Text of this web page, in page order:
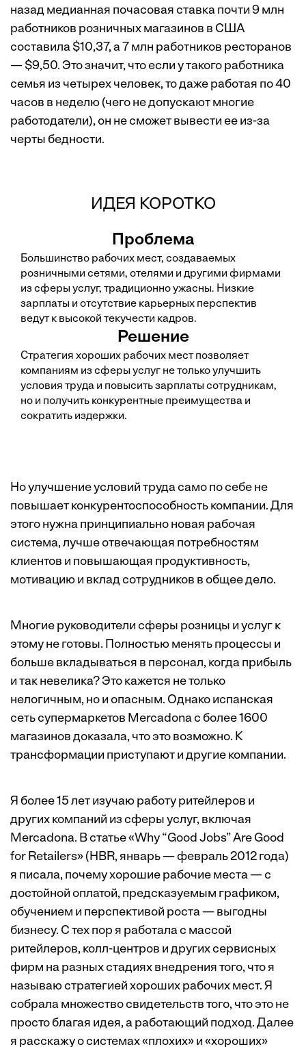
назад медианная почасовая ставка почти 9 млн
работников розничных магазинов в США
составила $10,37, а 7 млн работников ресторанов
— $9,50. Это значит, что если у такого работника
семья из четырех человек, то даже работая по 40
часов в неделю (чего не допускают многие
работодатели), он не сможет вывести ее из-за
черты бедности.
ИДЕЯ КОРОТКО
Проблема
Большинство рабочих мест, создаваемых
розничными сетями, отелями и другими фирмами
из сферы услуг, традиционно ужасны. Низкие
зарплаты и отсутствие карьерных перспектив
ведут к высокой текучести кадров.
Решение
Стратегия хороших рабочих мест позволяет
компаниям из сферы услуг не только улучшить
условия труда и повысить зарплаты сотрудникам,
но и получить конкурентные пре­имущества и
сократить издержки.
Но улучшение условий труда само по себе не
повышает конкурентоспособность компании. Для
этого нужна принципиально новая рабочая
система, лучше отвечающая потребностям
клиентов и повышающая продуктивность,
мотивацию и вклад сотрудников в общее дело.
Многие руководители сферы розницы и услуг к
этому не готовы. Полностью менять процессы и
больше вкладываться в персонал, когда прибыль
и так невелика? Это кажется не только
нелогичным, но и опасным. Однако испанская
сеть супермаркетов Mercadona с более 1600
магазинов доказала, что это возможно. К
трансформации приступают и другие компании.
Я более 15 лет изучаю работу ритейлеров и
других компаний из сферы услуг, включая
Mercadona. В статье «Why “Good Jobs” Are Good
for Retailers» (HBR, январь — февраль 2012 года)
я писала, почему хорошие рабочие места — с
достойной оплатой, предсказуемым графиком,
обучением и перспективой роста — выгодны
бизнесу. С тех пор я работала с массой
ритейлеров, колл-центров и других сервисных
фирм на разных стадиях внедрения того, что я
называю стратегией хороших рабочих мест. Я
собрала множество свидетельств того, что это не
просто благая идея, а работающий подход. Далее
я расскажу о системах «плохих» и «хороших»